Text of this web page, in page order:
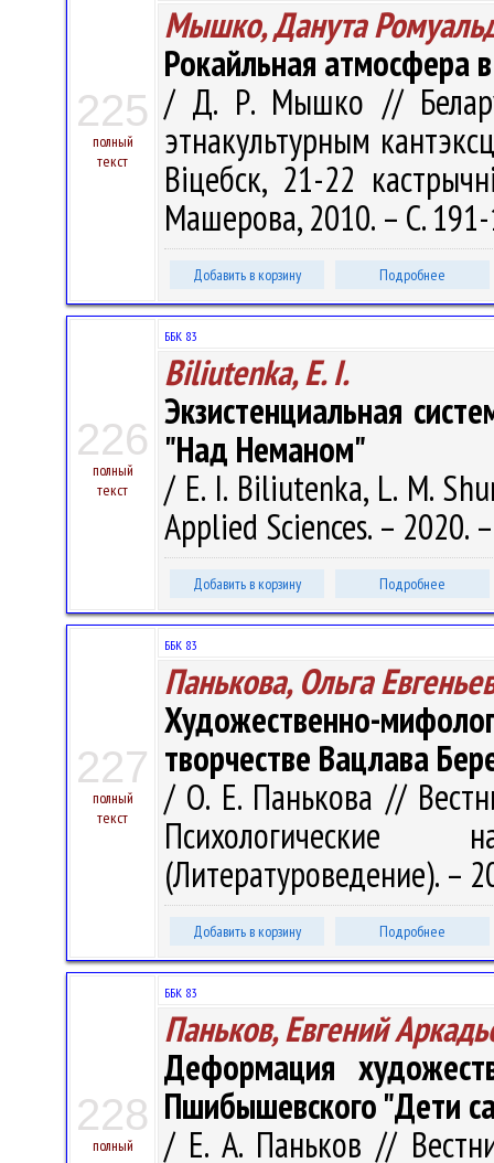
225
полный
текст
Мышко, Данута
Рокайльная атмосфера
/ Д. Р. Мышко //
этнакультурным
Віцебск, 21-22
Машерова, 2010. – С.
Добавить в корзину Подробнее
226
полный
текст
ББК 83
Biliutenka, E. I.
Экзистенциальная
"Над Неманом"
/ E. I. Biliutenka, L. M.
Applied Sciences. –
Добавить в корзину Подробнее
227
полный
текст
ББК 83
Панькова, Ольга
Художественно-
творчестве Вацлава
/ О. Е. Панькова //
Психологические
(Литературоведение). –
Добавить в корзину Подробнее
228
полный
ББК 83
Паньков, Евгений
Деформация
Пшибышевского "Дети
/ Е. А. Паньков //